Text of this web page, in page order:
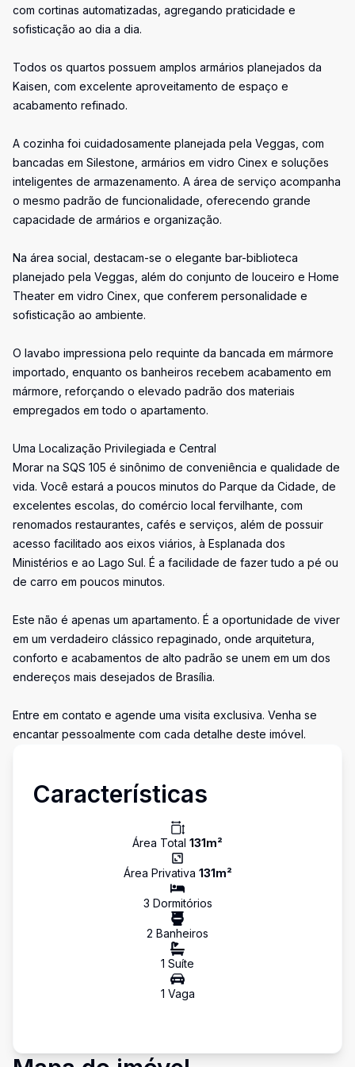
com cortinas automatizadas, agregando praticidade e
sofisticação ao dia a dia.
Todos os quartos possuem amplos armários planejados da
Kaisen, com excelente aproveitamento de espaço e
acabamento refinado.
A cozinha foi cuidadosamente planejada pela Veggas, com
bancadas em Silestone, armários em vidro Cinex e soluções
inteligentes de armazenamento. A área de serviço acompanha
o mesmo padrão de funcionalidade, oferecendo grande
capacidade de armários e organização.
Na área social, destacam-se o elegante bar-biblioteca
planejado pela Veggas, além do conjunto de louceiro e Home
Theater em vidro Cinex, que conferem personalidade e
sofisticação ao ambiente.
O lavabo impressiona pelo requinte da bancada em mármore
importado, enquanto os banheiros recebem acabamento em
mármore, reforçando o elevado padrão dos materiais
empregados em todo o apartamento.
Uma Localização Privilegiada e Central
Morar na SQS 105 é sinônimo de conveniência e qualidade de
vida. Você estará a poucos minutos do Parque da Cidade, de
excelentes escolas, do comércio local fervilhante, com
renomados restaurantes, cafés e serviços, além de possuir
acesso facilitado aos eixos viários, à Esplanada dos
Ministérios e ao Lago Sul. É a facilidade de fazer tudo a pé ou
de carro em poucos minutos.
Este não é apenas um apartamento. É a oportunidade de viver
em um verdadeiro clássico repaginado, onde arquitetura,
conforto e acabamentos de alto padrão se unem em um dos
endereços mais desejados de Brasília.
Entre em contato e agende uma visita exclusiva. Venha se
encantar pessoalmente com cada detalhe deste imóvel.
Características
Área Total 131m²
Área Privativa 131m²
3 Dormitórios
2 Banheiros
1 Suíte
1 Vaga